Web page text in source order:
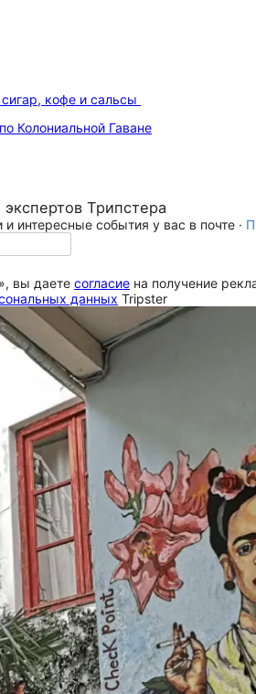
кофе и сальсы
Колониальной Гаване
Трипстера
интересные события у вас в почте ·
вы даете согласие на получение
данных Tripster